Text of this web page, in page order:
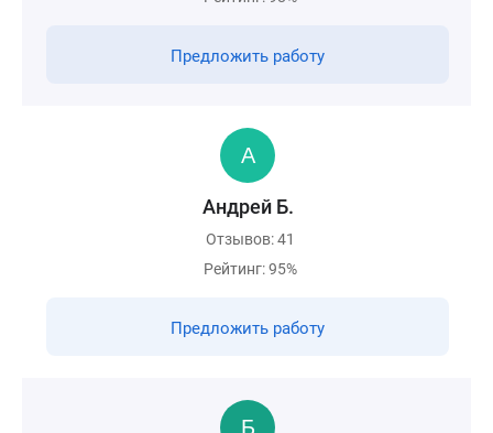
Предложить работу
Андрей Б.
Отзывов: 41
Рейтинг: 95%
Предложить работу